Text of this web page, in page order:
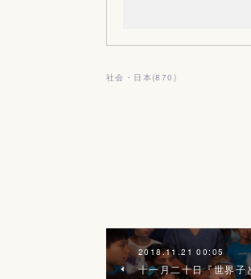
社会・日本(870 )
2018.11.21 00:05
十一月二十日『世界子